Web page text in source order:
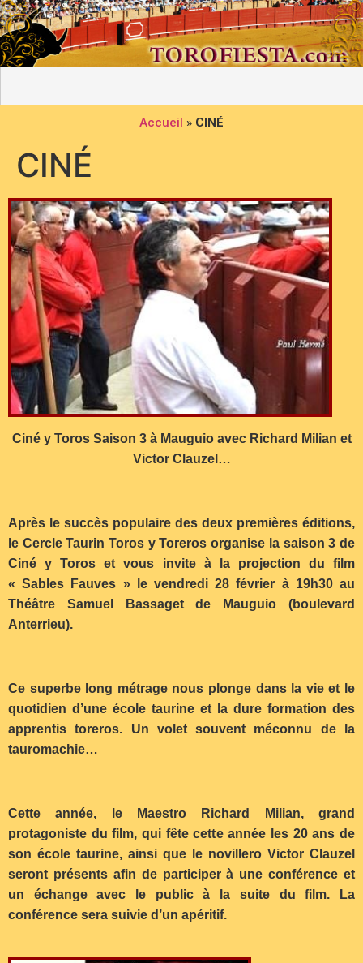
Accueil » CINÉ
CINÉ
Ciné y Toros Saison 3 à Mauguio avec Richard Milian et
Victor Clauzel…
Après le succès populaire des deux premières éditions,
le Cercle Taurin Toros y Toreros organise la saison 3 de
Ciné y Toros et vous invite à la projection du film
« Sables Fauves » le vendredi 28 février à 19h30 au
Théâtre Samuel Bassaget de Mauguio (boulevard
Anterrieu).
Ce superbe long métrage nous plonge dans la vie et le
quotidien d’une école taurine et la dure formation des
apprentis toreros. Un volet souvent méconnu de la
tauromachie…
Cette année, le Maestro Richard Milian, grand
protagoniste du film, qui fête cette année les 20 ans de
son école taurine, ainsi que le novillero Victor Clauzel
seront présents afin de participer à une conférence et
un échange avec le public à la suite du film. La
conférence sera suivie d’un apéritif.